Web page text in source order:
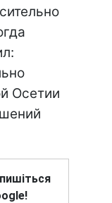
Осетии